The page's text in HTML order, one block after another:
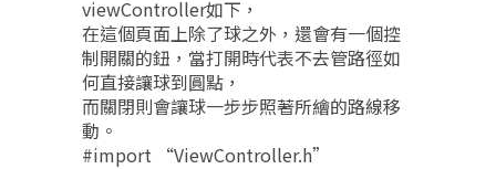
viewController如下，
在這個頁面上除了球之外，還會有一個控
制開關的鈕，當打開時代表不去管路徑如
何直接讓球到圓點，
而關閉則會讓球一步步照著所繪的路線移
動。
#import “ViewController.h”